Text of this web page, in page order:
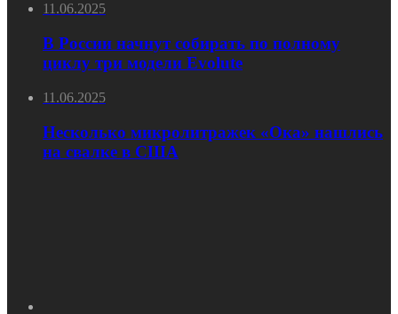
11.06.2025
В России начнут собирать по полному
циклу три модели Evolute
11.06.2025
Несколько микролитражек «Ока» нашлись
на свалке в США